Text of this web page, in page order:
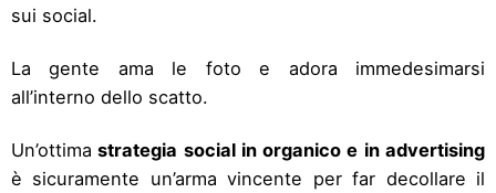
sui social.
La gente ama le foto e adora immedesimarsi
all’interno dello scatto.
Un’ottima strategia social in organico e in advertising
è sicuramente un’arma vincente per far decollare il